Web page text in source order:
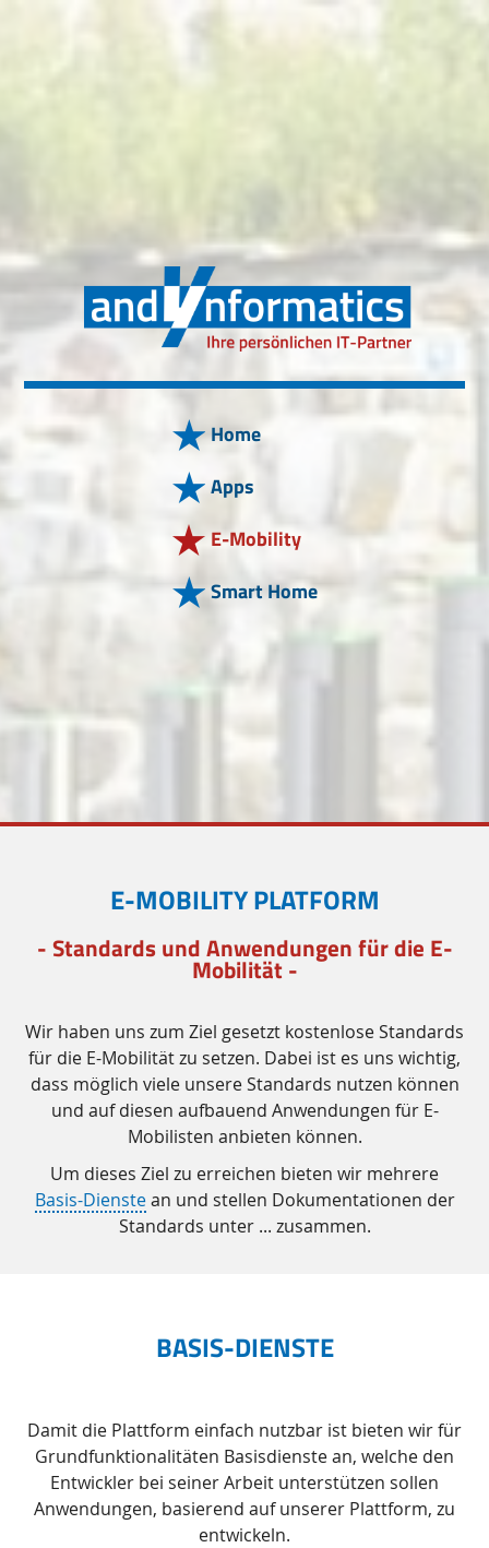
Home
Apps
E-Mobility
Smart Home
E-MOBILITY PLATFORM
- Standards und Anwendungen für die E-
Mobilität -
Wir haben uns zum Ziel gesetzt kostenlose Standards
für die E-Mobilität zu setzen. Dabei ist es uns wichtig,
dass möglich viele unsere Standards nutzen können
und auf diesen aufbauend Anwendungen für E-
Mobilisten anbieten können.
Um dieses Ziel zu erreichen bieten wir mehrere
Basis-Dienstean und stellen Dokumentationen der
Standards unter ... zusammen.
BASIS-DIENSTE
Damit die Plattform einfach nutzbar ist bieten wir für
Grundfunktionalitäten Basisdienste an, welche den
Entwickler bei seiner Arbeit unterstützen sollen
Anwendungen, basierend auf unserer Plattform, zu
entwickeln.